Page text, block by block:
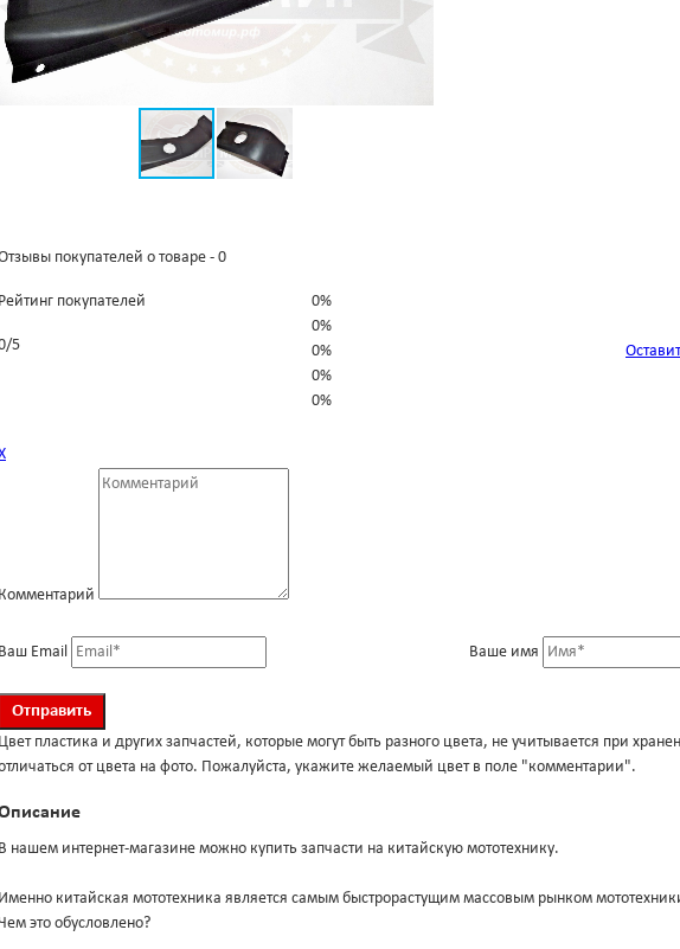
покупателей о товаре - 0
Рейтинг покупателей
/5
0%
0%
0%
0%
0%
Комментарий
Ваш Email Ваше имя
Цвет пластика и других запчастей, которые могут быть разного цвета, не учитывается при
от цвета на фото. Пожалуйста, укажите желаемый цвет в поле "комментарии".
В нашем интернет-магазине можно купить запчасти на китайскую мототехнику.
Именно китайская мототехника является самым быстрорастущим массовым рынком
это обусловлено?